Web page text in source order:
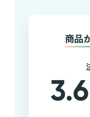
商品
3.6